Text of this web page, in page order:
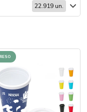
22.919 un.